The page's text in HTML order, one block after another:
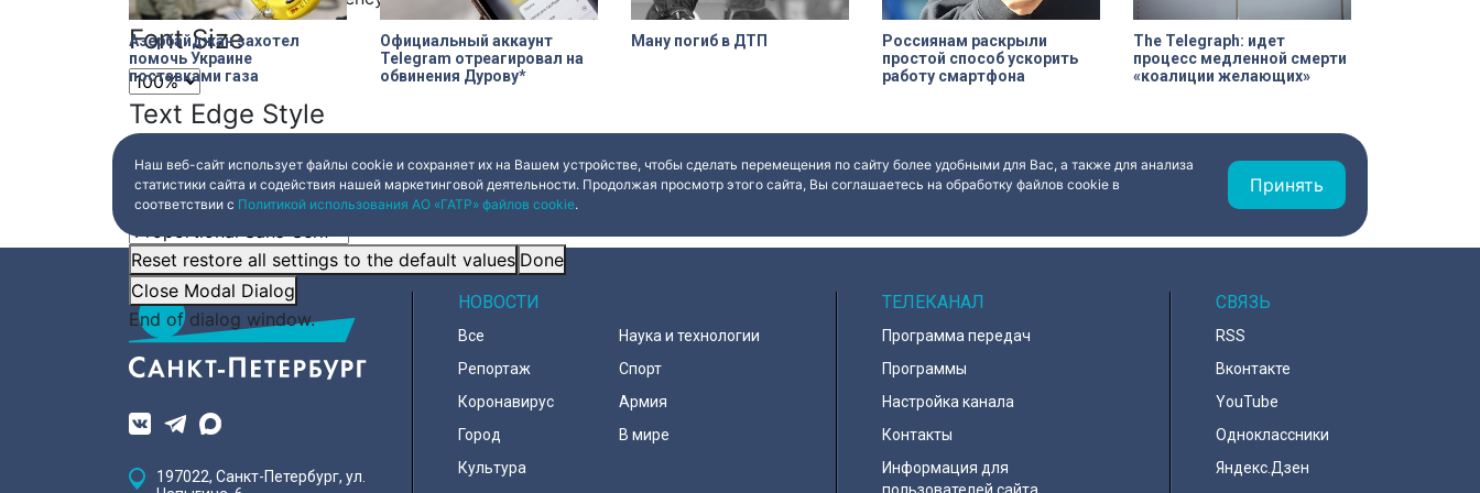
Font Size
Text Edge Style
Font Family
Reset restore all settings to the default values Done
Close Modal Dialog
End of dialog window.
Азербайджан захотел
помочь Украине
поставками газа
Официальный аккаунт
Telegram отреагировал на
обвинения Дурову*
Ману погиб в ДТП
Россиянам раскрыли
простой способ ускорить
работу смартфона
The Telegraph: идет
процесс медленной смерти
«коалиции желающих»
Наш веб-сайт использует файлы cookie и сохраняет их на Вашем устройстве, чтобы сделать перемещения по сайту более удобными для Вас, а также для анализа
статистики сайта и содействия нашей маркетинговой деятельности. Продолжая просмотр этого сайта, Вы соглашаетесь на обработку файлов cookie в
соответствии с Политикой использования АО «ГАТР» файлов cookie.
Принять
197022, Санкт-Петербург, ул.
НОВОСТИ
Все
Репортаж
Коронавирус
Город
Культура
Наука и технологии
Спорт
Армия
В мире
ТЕЛЕКАНАЛ
Программа передач
Программы
Настройка канала
Контакты
Информация для
СВЯЗЬ
RSS
Вконтакте
YouTube
Одноклассники
Яндекс.Дзен